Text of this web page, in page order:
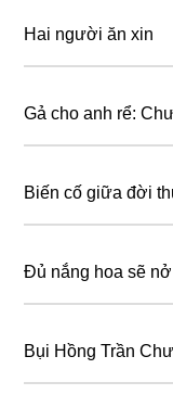
Hai người ăn xin
Gả cho anh rể:
Biến cố giữa đời
Đủ nắng hoa sẽ
Bụi Hồng Trần